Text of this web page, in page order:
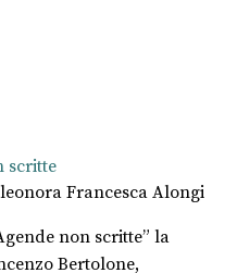
scritte
Francesca Alongi
non scritte” la
Bertolone,